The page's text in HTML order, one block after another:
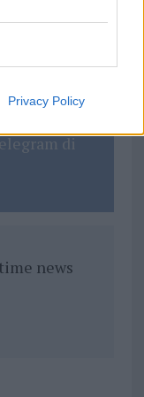
Privacy Policy
di
news